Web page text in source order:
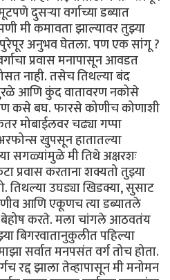
दुसऱ्या वर्गाच्या डब्यात
मी कमावता झाल्यावर तुझ्या
पुरेपूर अनुभव घेतला. पण एक सांगू ?
प्रवास मनापासून आवडत
नाही. तसेच तिथल्या बंद
आणि कुंद वातावरण नकोसे
कसे बघ. फारसे कोणीच कोणाशी
मोबाईलवर चढ्या गप्पा
खुपसून हातातल्या
सगळ्यांमुळे मी तिथे अक्षरशः
प्रवास करताना शक्यतो तुझ्या
तिथल्या उघड्या खिडक्या, सुसाट
आणि एकूणच त्या डब्यातले
करते. मला चांगले आठवतंय
बिगरवातानुकुलीत पहिल्या
सर्वात मनपसंत वर्ग तोच होता.
रद्द झाला तेव्हापासून मी मनोमन